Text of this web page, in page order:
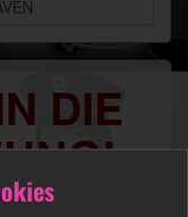
DIE
manipuliert,